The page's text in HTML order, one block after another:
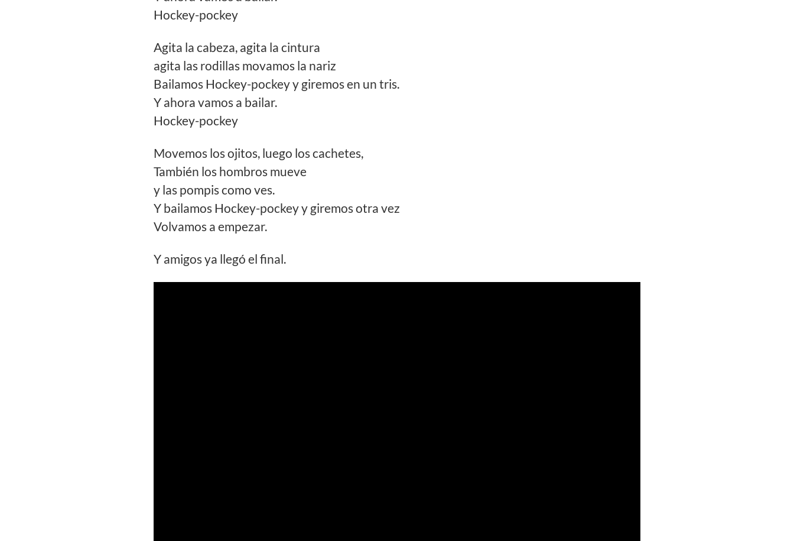
Hockey-pockey
Agita la cabeza, agita la cintura
agita las rodillas movamos la nariz
Bailamos Hockey-pockey y giremos en un tris.
Y ahora vamos a bailar.
Hockey-pockey
Movemos los ojitos, luego los cachetes,
También los hombros mueve
y las pompis como ves.
Y bailamos Hockey-pockey y giremos otra vez
Volvamos a empezar.
Y amigos ya llegó el final.